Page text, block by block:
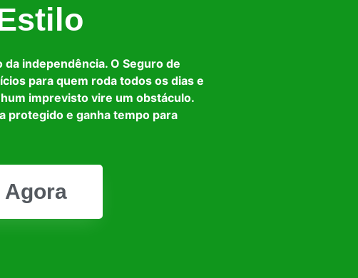
independência. O Seguro de
para quem roda todos os dias e
imprevisto vire um obstáculo.
protegido e ganha tempo para
Agora